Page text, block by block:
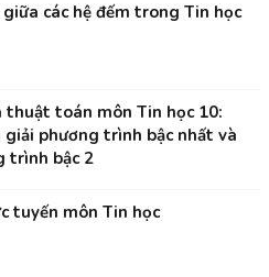
giữa các hệ đếm trong Tin học
thuật toán môn Tin học 10:
phương trình bậc nhất và
trình bậc 2
tuyến môn Tin học